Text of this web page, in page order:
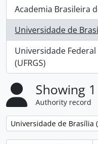
Academia Brasileira
, 1 results
Universidade de
, 1 results
Universidade
(UFRGS)
, 1 results
Showing
Authority record
Remove filter:
Universidade de Brasília